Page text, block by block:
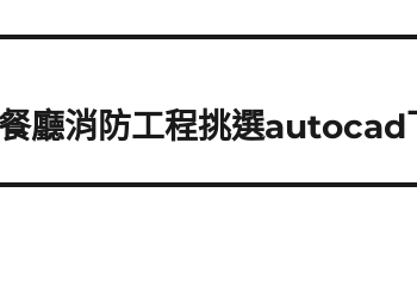
廳消防工程挑選autocad